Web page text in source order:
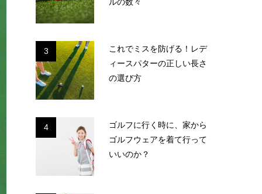
3
これでミスを防げる！レデ
ィースパターの正しい長さ
の選び方
4
ゴルフに行く時に、家から
ゴルフウェアを着て行って
いいのか？